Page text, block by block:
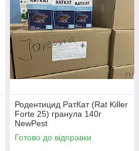
Родентицид РатКат (Rat Killer
Forte 25) гранула 140г
NewPest
Готово до відправки